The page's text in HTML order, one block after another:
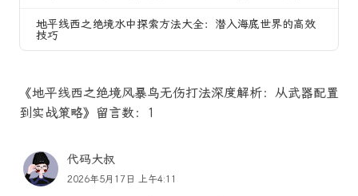
地平线西之绝境水中探索方法大全：潜入海底世界的高效
技巧
《地平线西之绝境风暴鸟无伤打法深度解析：从武器配置
到实战策略》留言数：1
代码大叔
2026年5月17日 上午4:11